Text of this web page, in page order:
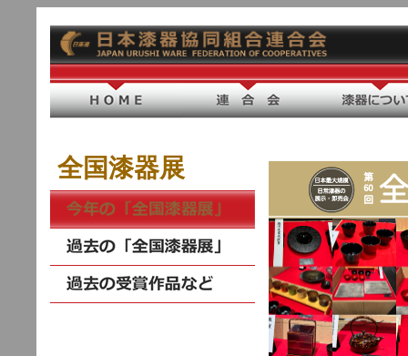
全国漆器展